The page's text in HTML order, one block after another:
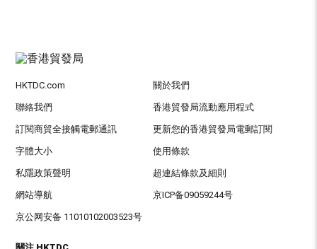
HKTDC.com 關於我們
聯絡我們 香港貿發局流動應用程式
訂閱商貿全接觸電郵通訊 更新您的香港貿發局電郵訂閱
字體大小 使用條款
私隱政策聲明 超連結條款及細則
網站導航 京ICP备09059244号
京公网安备 11010102003523号